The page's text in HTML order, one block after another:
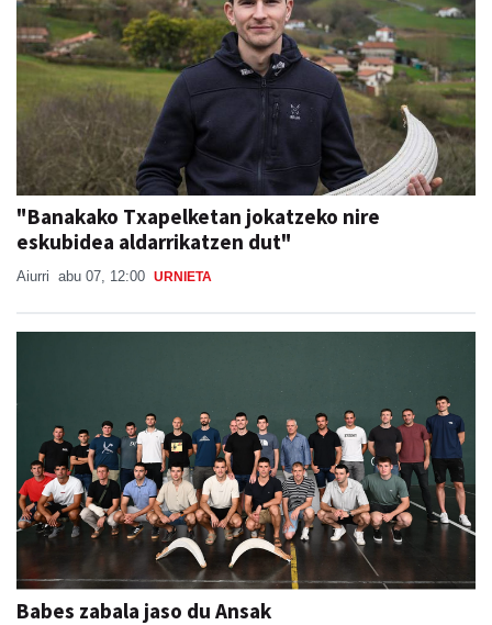
"Banakako Txapelketan jokatzeko nire
eskubidea aldarrikatzen dut"
Aiurri abu 07, 12:00 URNIETA
Babes zabala jaso du Ansak